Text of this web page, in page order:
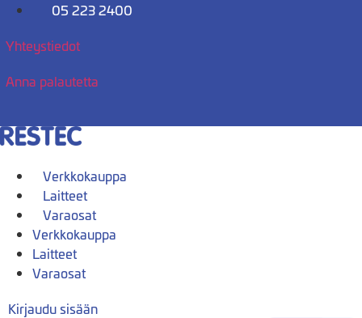
Mene
05 223 2400
Yhteystiedot
Anna palautetta
Verkkokauppa
Laitteet
Varaosat
Verkkokauppa
Laitteet
Varaosat
Kirjaudu sisään